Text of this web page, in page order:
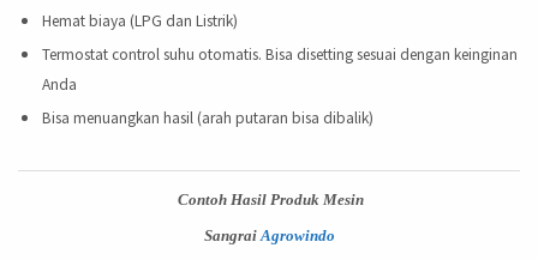
Hemat biaya (LPG dan Listrik)
Termostat control suhu otomatis. Bisa disetting sesuai dengan keinginan
Anda
Bisa menuangkan hasil (arah putaran bisa dibalik)
Contoh Hasil Produk Mesin
SangraiAgrowindo